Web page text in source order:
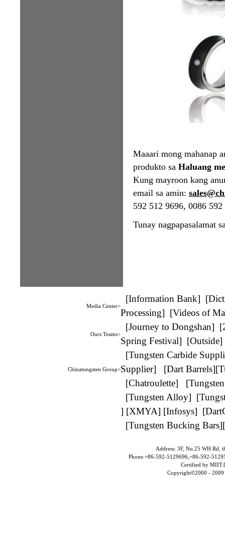
Maaari mong mahanap
produkto sa Haluang
Kung mayroon kang
email sa amin:
592 512 9696, 0086
Tunay nagpapasalamat
Media Center>
[Information Bank] [
Processing] [Videos of
Ours Teams>
[Journey to Dongshan] [
Spring Festival] [Outside]
Chinatungsten Group>
[Tungsten Carbide
Supplier] [Dart Barrels][
[Chatroulette] [
[Tungsten Alloy] [
] [XMYA] [Infosys] [
[Tungsten Bucking Bars][
Address: 3F, No.25 WH Rd,
Phone:+86-592-5129696,+86-592-
Certified by MIIT:
Copyright©2000 - 2009